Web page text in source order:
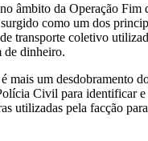
âmbito da Operação Fim
como um dos
transporte coletivo
de dinheiro.
mais um desdobramento
Civil para identificar e
utilizadas pela facção